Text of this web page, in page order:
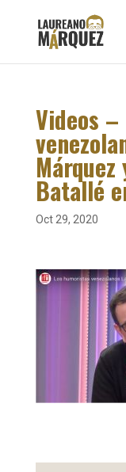
Videos
Batallé
Oct 29, 2020